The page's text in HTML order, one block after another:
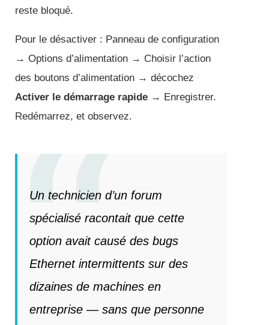
reste bloqué.
Pour le désactiver : Panneau de configuration
→ Options d’alimentation → Choisir l’action
des boutons d’alimentation → décochez
Activer le démarrage rapide → Enregistrer.
Redémarrez, et observez.
Un technicien d’un forum
spécialisé racontait que cette
option avait causé des bugs
Ethernet intermittents sur des
dizaines de machines en
entreprise — sans que personne